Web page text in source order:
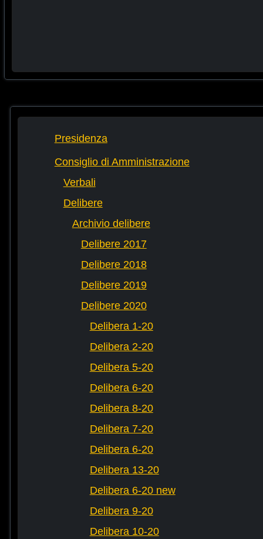
Presidenza
Consiglio di Amministrazione
Verbali
Delibere
Archivio delibere
Delibere 2017
Delibere 2018
Delibere 2019
Delibere 2020
Delibera 1-20
Delibera 2-20
Delibera 5-20
Delibera 6-20
Delibera 8-20
Delibera 7-20
Delibera 6-20
Delibera 13-20
Delibera 6-20 new
Delibera 9-20
Delibera 10-20